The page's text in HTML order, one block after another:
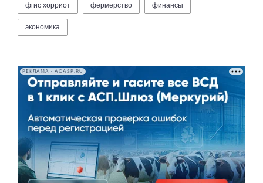
фгис хорриот фермерство финансы
экономика
РЕКЛАМА • AOASP.RU